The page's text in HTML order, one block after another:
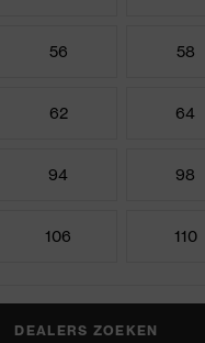
56 58
62 64
94 98
106 110
DEALERS ZOEKEN